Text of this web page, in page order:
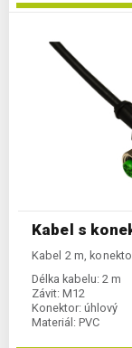
Kabel s
Kabel 2 m,
Délka kabelu: 2 m
Závit: M12
Konektor: úhlový
Materiál: PVC